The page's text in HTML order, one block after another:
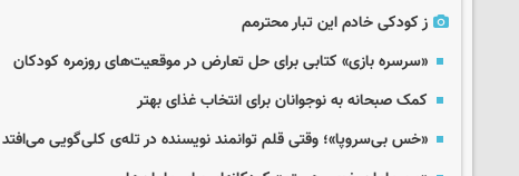
ز کودکی خادم این تبار محترمم
«سرسره بازی» کتابی برای حل تعارض در موقعیت‌های روزمره کودکان
کمک صبحانه به نوجوانان برای انتخاب غذای بهتر
«خس بی‌سروپا»؛ وقتی قلم توانمند نویسنده در تله‌ی کلی‌گویی می‌افتد